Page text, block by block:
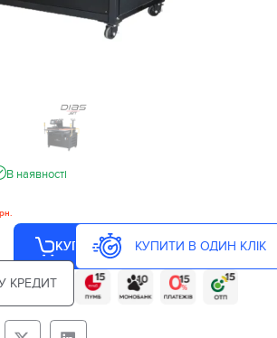
В наявності
КУПИТИ КУПИТИ В ОДИН КЛІК
КРЕДИТ